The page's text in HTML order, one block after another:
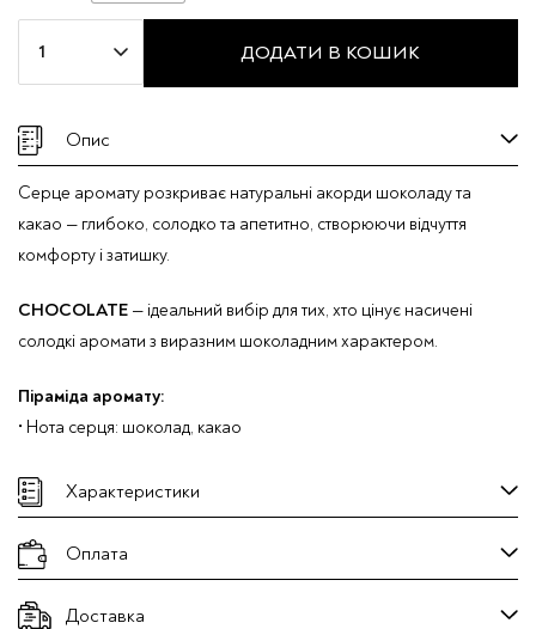
"CHOCOLATE"
кількість
ДОДАТИ В КОШИК
Опис
Серце аромату розкриває натуральні акорди шоколаду та
какао — глибоко, солодко та апетитно, створюючи відчуття
комфорту і затишку.
CHOCOLATE — ідеальний вибір для тих, хто цінує насичені
солодкі аромати з виразним шоколадним характером.
Піраміда аромату:
• Нота серця: шоколад, какао
Характеристики
Оплата
Доставка